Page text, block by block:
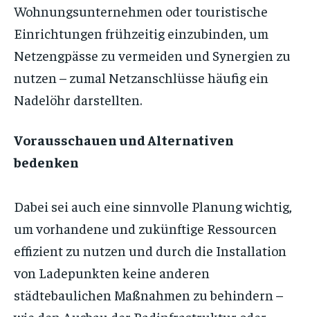
Wohnungsunternehmen oder touristische
Einrichtungen frühzeitig einzubinden, um
Netzengpässe zu vermeiden und Synergien zu
nutzen – zumal Netzanschlüsse häufig ein
Nadelöhr darstellten.
Vorausschauen und Alternativen
bedenken
Dabei sei auch eine sinnvolle Planung wichtig,
um vorhandene und zukünftige Ressourcen
effizient zu nutzen und durch die Installation
von Ladepunkten keine anderen
städtebaulichen Maßnahmen zu behindern –